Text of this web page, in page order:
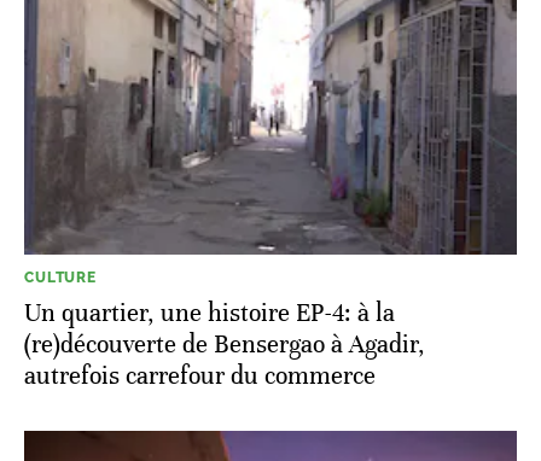
CULTURE
Un quartier, une histoire EP-4: à la
(re)découverte de Bensergao à Agadir,
autrefois carrefour du commerce